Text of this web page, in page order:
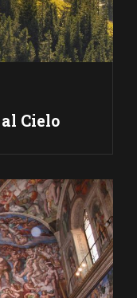
Cielo